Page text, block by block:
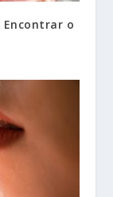
Encontrar o